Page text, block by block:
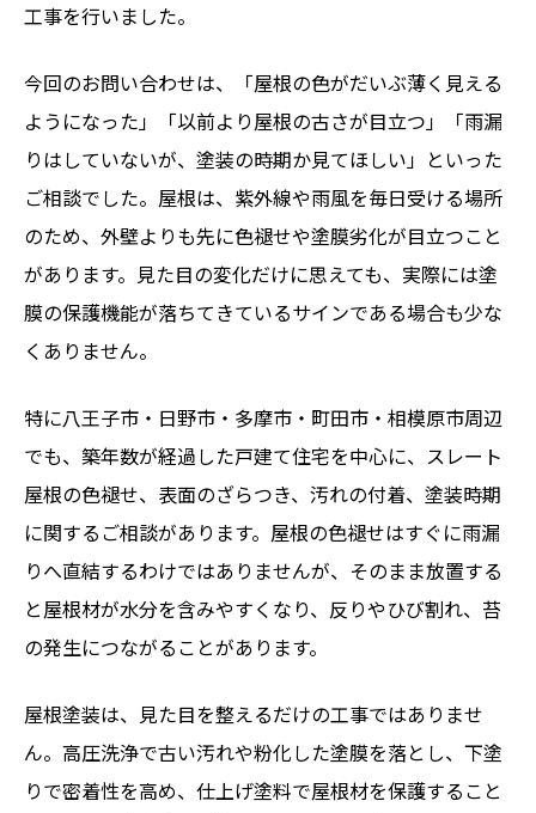
工事を行いました。
今回のお問い合わせは、「屋根の色がだいぶ薄く見える
ようになった」「以前より屋根の古さが目立つ」「雨漏
りはしていないが、塗装の時期か見てほしい」といった
ご相談でした。屋根は、紫外線や雨風を毎日受ける場所
のため、外壁よりも先に色褪せや塗膜劣化が目立つこと
があります。見た目の変化だけに思えても、実際には塗
膜の保護機能が落ちてきているサインである場合も少な
くありません。
特に八王子市・日野市・多摩市・町田市・相模原市周辺
でも、築年数が経過した戸建て住宅を中心に、スレート
屋根の色褪せ、表面のざらつき、汚れの付着、塗装時期
に関するご相談があります。屋根の色褪せはすぐに雨漏
りへ直結するわけではありませんが、そのまま放置する
と屋根材が水分を含みやすくなり、反りやひび割れ、苔
の発生につながることがあります。
屋根塗装は、見た目を整えるだけの工事ではありませ
ん。高圧洗浄で古い汚れや粉化した塗膜を落とし、下塗
りで密着性を高め、仕上げ塗料で屋根材を保護すること